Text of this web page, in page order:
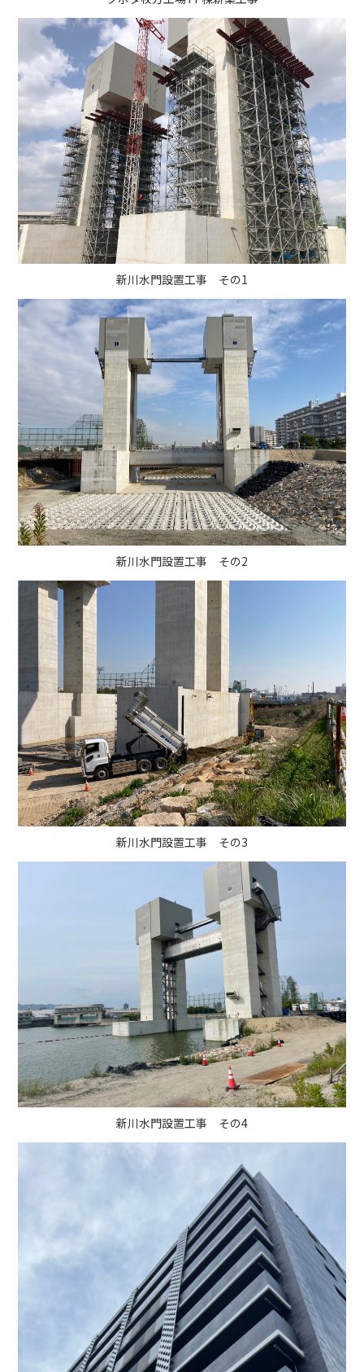
新川水門設置工事 その1
新川水門設置工事 その2
新川水門設置工事 その3
新川水門設置工事 その4